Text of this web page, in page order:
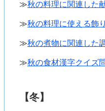
≫秋の料理に関連した
≫秋の料理に使える飾
≫秋の煮物に関連した
≫秋の食材漢字クイズ
【冬】